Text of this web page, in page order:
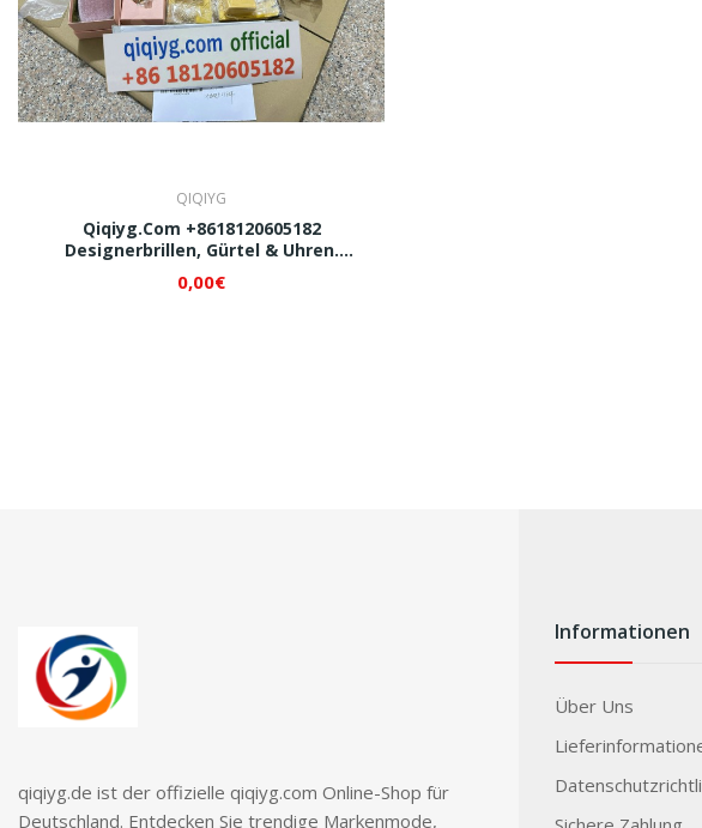
QIQIYG
Qiqiyg.com +8618120605182
Designerbrillen, Gürtel & Uhren.
Bestpreisgarantie. Vertrauenswürdiger
Lieferant Aus China. Jetzt Bestellen!
0,00€
qiqiyg.de ist der offizielle qiqiyg.com Online-Shop für
Deutschland. Entdecken Sie trendige Markenmode,
Informationen
Über Uns